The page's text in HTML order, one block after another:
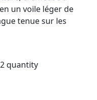
un voile léger de
tenue sur les
quantity